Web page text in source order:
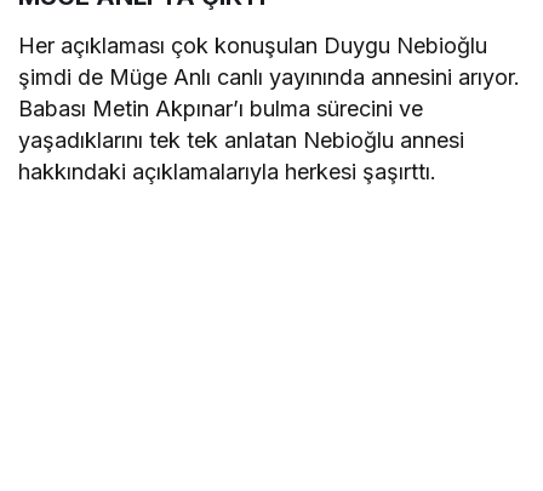
Her açıklaması çok konuşulan Duygu Nebioğlu
şimdi de Müge Anlı canlı yayınında annesini arıyor.
Babası Metin Akpınar’ı bulma sürecini ve
yaşadıklarını tek tek anlatan Nebioğlu annesi
hakkındaki açıklamalarıyla herkesi şaşırttı.